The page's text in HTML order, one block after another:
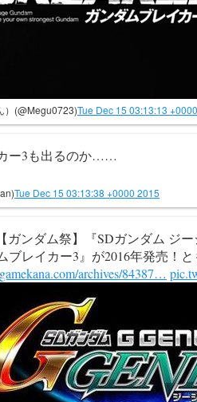
(@Megu0723)Tue Dec 15 03:13:13
ー3も出るのか……
Tue Dec 15 03:13:38 +0000 2015
ガンダム祭】『SDガンダム ジ
ブレイカー3』が2016年発売！と
archives/84387…